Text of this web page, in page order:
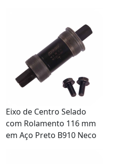
Eixo de Centro Selado
com Rolamento 116 mm
em Aço Preto B910 Neco